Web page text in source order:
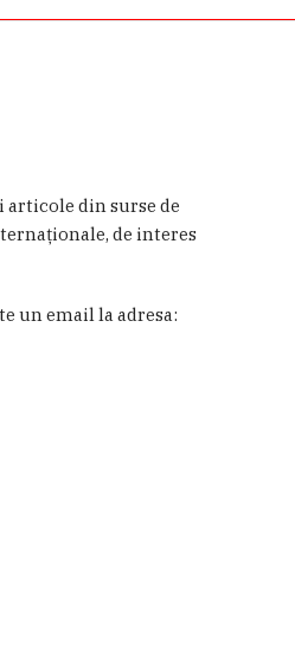
din surse de
de interes
un email la adresa: